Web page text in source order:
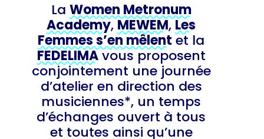
La Women Metronum
Academy,MEWEM,Les
Femmes s’en mêlentet la
FEDELIMAvous proposent
conjointement une journée
d’atelier en direction des
musiciennes*, un temps
d’échanges ouvert à tous
et toutes ainsi qu’une